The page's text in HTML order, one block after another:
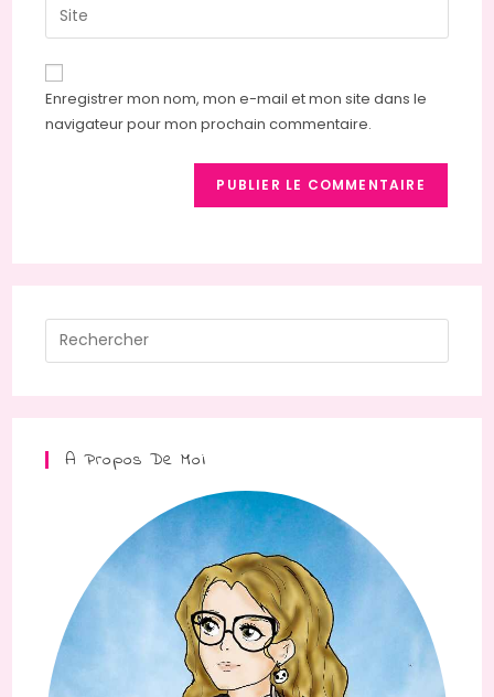
Enregistrer mon nom, mon e-mail et mon site dans le
navigateur pour mon prochain commentaire.
A Propos De Moi